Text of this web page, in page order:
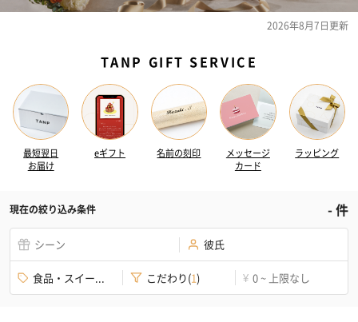
2026年8月7日更新
TANP GIFT SERVICE
最短翌日
お届け
eギフト 名前の刻印
メッセージ
カード
ラッピング
現在の絞り込み条件 -件
シーン 彼氏
食品・スイー... こだわり(1) ¥ 0 ~ 上限なし